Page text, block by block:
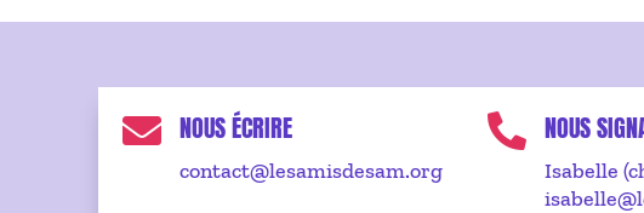
 NOUS ÉCRIRE
contact@lesamisdesam.org
 NOUS
Isabelle